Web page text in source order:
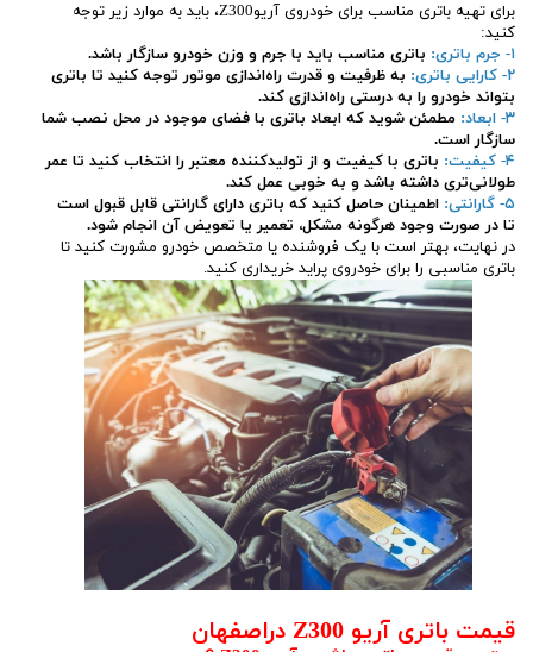
برای تهیه باتری مناسب برای خودروی آریوZ300، باید به موارد زیر توجه
کنید:
۱- جرم باتری:
باتری مناسب باید با جرم و وزن خودرو سازگار باشد.
۲- کارایی باتری:
به ظرفیت و قدرت راه‌اندازی موتور توجه کنید تا باتری
بتواند خودرو را به درستی راه‌اندازی کند.
۳- ابعاد:
مطمئن شوید که ابعاد باتری با فضای موجود در محل نصب شما
سازگار است.
۴- کیفیت:
باتری با کیفیت و از تولیدکننده معتبر را انتخاب کنید تا عمر
طولانی‌تری داشته باشد و به خوبی عمل کند.
۵- گارانتی:
اطمینان حاصل کنید که باتری دارای گارانتی قابل قبول است
تا در صورت وجود هرگونه مشکل، تعمیر یا تعویض آن انجام شود.
در نهایت، بهتر است با یک فروشنده یا متخصص خودرو مشورت کنید تا
باتری مناسبی را برای خودروی پراید خریداری کنید.
قیمت باتری آریو Z300 دراصفهان